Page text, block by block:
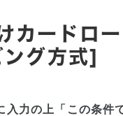
カードロー
グ方式]
入力の上「この条件